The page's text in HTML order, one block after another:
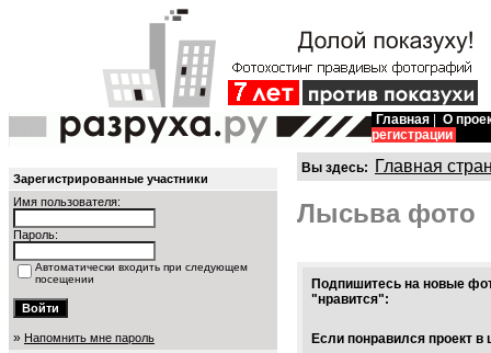
Главная
О
регистрации
Зарегистрированные участники
Имя пользователя:
Пароль:
Автоматически входить при следующем
посещении
» Напомнить мне пароль
Вы здесь: Главная
Лысьва фото
Подпишитесь на новые
"нравится":
Если понравился проект